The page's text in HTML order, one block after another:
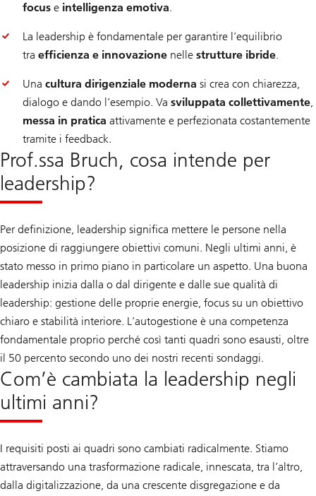
focus e intelligenza emotiva.
La leadership è fondamentale per garantire l’equilibrio
tra efficienza e innovazione nelle strutture ibride.
Una cultura dirigenziale moderna si crea con chiarezza,
dialogo e dando l’esempio. Va sviluppata collettivamente,
messa in pratica attivamente e perfezionata costantemente
tramite i feedback.
Prof.ssa Bruch, cosa intende per
leadership?
Per definizione, leadership significa mettere le persone nella
posizione di raggiungere obiettivi comuni. Negli ultimi anni, è
stato messo in primo piano in particolare un aspetto. Una buona
leadership inizia dalla o dal dirigente e dalle sue qualità di
leadership: gestione delle proprie energie, focus su un obiettivo
chiaro e stabilità interiore. L’autogestione è una competenza
fondamentale proprio perché così tanti quadri sono esausti, oltre
il 50 percento secondo uno dei nostri recenti sondaggi.
Com’è cambiata la leadership negli
ultimi anni?
I requisiti posti ai quadri sono cambiati radicalmente. Stiamo
attraversando una trasformazione radicale, innescata, tra l’altro,
dalla digitalizzazione, da una crescente disgregazione e da